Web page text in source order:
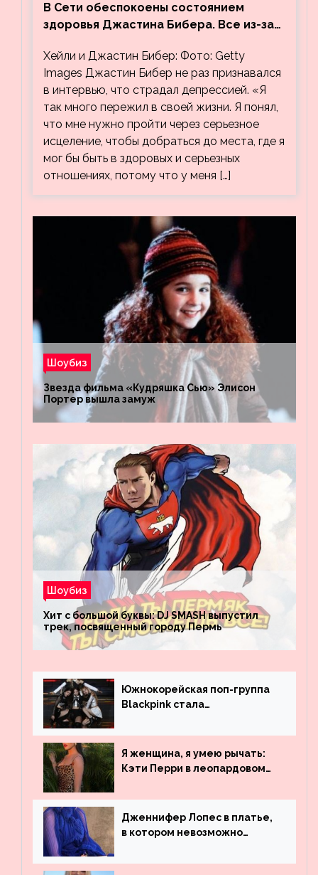
В Сети обеспокоены состоянием
здоровья Джастина Бибера. Все из-за
Хейли
Хейли и Джастин Бибер: Фото: Getty
Images Джастин Бибер не раз признавался
в интервью, что страдал депрессией. «Я
так много пережил в своей жизни. Я понял,
что мне нужно пройти через серьезное
исцеление, чтобы добраться до места, где я
мог бы быть в здоровых и серьезных
отношениях, потому что у меня […]
Шоубиз
Звезда фильма «Кудряшка Сью» Элисон
Портер вышла замуж
Шоубиз
Хит с большой буквы: DJ SMASH выпустил
трек, посвященный городу Пермь
Южнокорейская поп-группа
Blackpink стала
просмотрам на YouTube. Они
обогнали даже Джастина
Бибера
Я женщина, я умею рычать:
Кэти Перри в леопардовом
Дженнифер Лопес в платье,
в котором невозможно